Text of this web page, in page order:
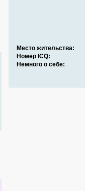
Место жительства:
Номер ICQ:
Немного о себе: